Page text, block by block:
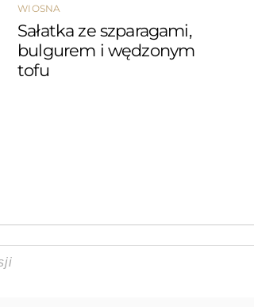
WIOSNA
Sałatka ze szparagami,
bulgurem i wędzonym
tofu